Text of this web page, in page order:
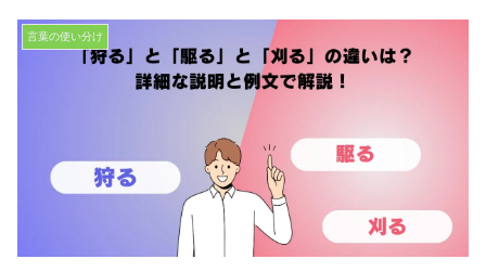
言葉の使い分け